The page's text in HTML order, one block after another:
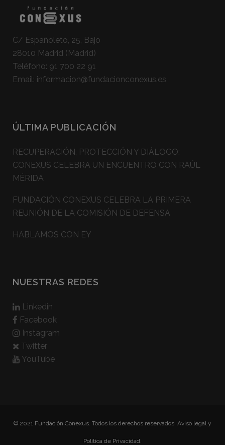
C/ Españoleto, 25, Bajo
28010 Madrid (Madrid)
Teléfono: 91 700 22 91
Email: informacion@fundacionconexus.es
ÚLTIMA PUBLICACIÓN
RECUPERACIÓN, PROTECCIÓN Y DIÁLOGO:
CONEXUS CELEBRA UN ENCUENTRO CON RAÚL
MÉRIDA
FUNDACIÓN CONEXUS CELEBRA LA PRIMERA
REUNIÓN DE LA COMISIÓN DE DEFENSA
HABLAMOS CON EY
NUESTRAS REDES
Linkedin
Facebook
Instagram
Twitter
YouTube
© 2021 Fundación Conexus. Todos los derechos reservados. Aviso legal y
Politica de Privacidad.